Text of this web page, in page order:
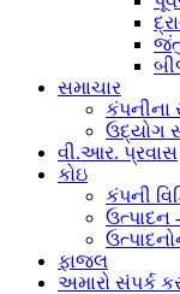
સમાચાર
કંપનીના
ઉદ્યોગ
વી.આર. પ્રવાસ
કોઇ
કંપની
ઉત્પાદન
ફાજલ
અમારો સંપર્ક